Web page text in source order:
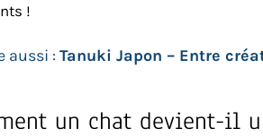
!
aussi : Tanuki Japon – Entre
un chat devient-il